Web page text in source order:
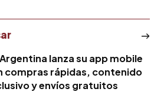
lanza su app mobile
compras rápidas, contenido
y envíos gratuitos